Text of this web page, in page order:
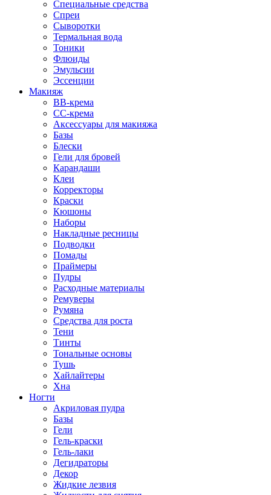
Специальные средства
Спреи
Сыворотки
Термальная вода
Тоники
Флюиды
Эмульсии
Эссенции
Макияж
BB-крема
CC-крема
Аксессуары для макияжа
Базы
Блески
Гели для бровей
Карандаши
Клеи
Корректоры
Краски
Кюшоны
Наборы
Накладные ресницы
Подводки
Помады
Праймеры
Пудры
Расходные материалы
Ремуверы
Румяна
Средства для роста
Тени
Тинты
Тональные основы
Тушь
Хайлайтеры
Хна
Ногти
Акриловая пудра
Базы
Гели
Гель-краски
Гель-лаки
Дегидраторы
Декор
Жидкие лезвия